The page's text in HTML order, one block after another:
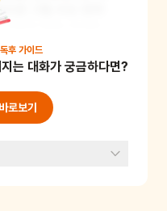
로 그릴 수도 있어
랑의 말을 건네며
보아요. 식물의 성
임감을 기를 수 있
, 얼굴 꾸미기 재료
독후 가이드
는 대화가 궁금하다면?
로보기